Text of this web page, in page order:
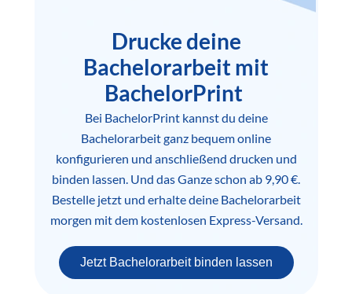
Drucke deine
Bachelorarbeit mit
BachelorPrint
Bei BachelorPrint kannst du deine
Bachelorarbeit ganz bequem online
konfigurieren und anschließend drucken und
binden lassen. Und das Ganze schon ab 9,90 €.
Bestelle jetzt und erhalte deine Bachelorarbeit
morgen mit dem kostenlosen Express-Versand.
Jetzt Bachelorarbeit binden lassen